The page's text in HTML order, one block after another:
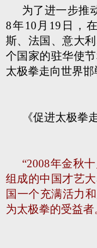
为了进一步推
8年10月19日，
斯、法国、意大
个国家的驻华使
太极拳走向世界邯
《促进太极拳
“2008年金秋
组成的中国才艺
国一个充满活力
为太极拳的受益者